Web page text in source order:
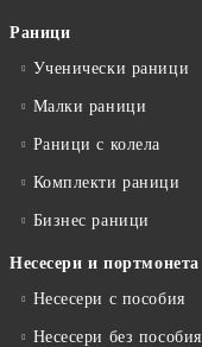
Раници
Ученически раници
Малки раници
Раници с колела
Комплекти раници
Бизнес раници
Несесери и портмонета
Несесери с пособия
Несесери без пособия